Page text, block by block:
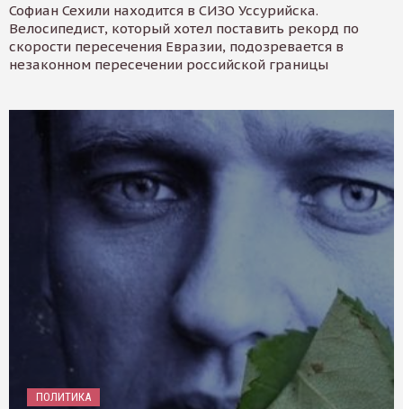
Софиан Сехили находится в СИЗО Уссурийска.
Велосипедист, который хотел поставить рекорд по
скорости пересечения Евразии, подозревается в
незаконном пересечении российской границы
ПОЛИТИКА